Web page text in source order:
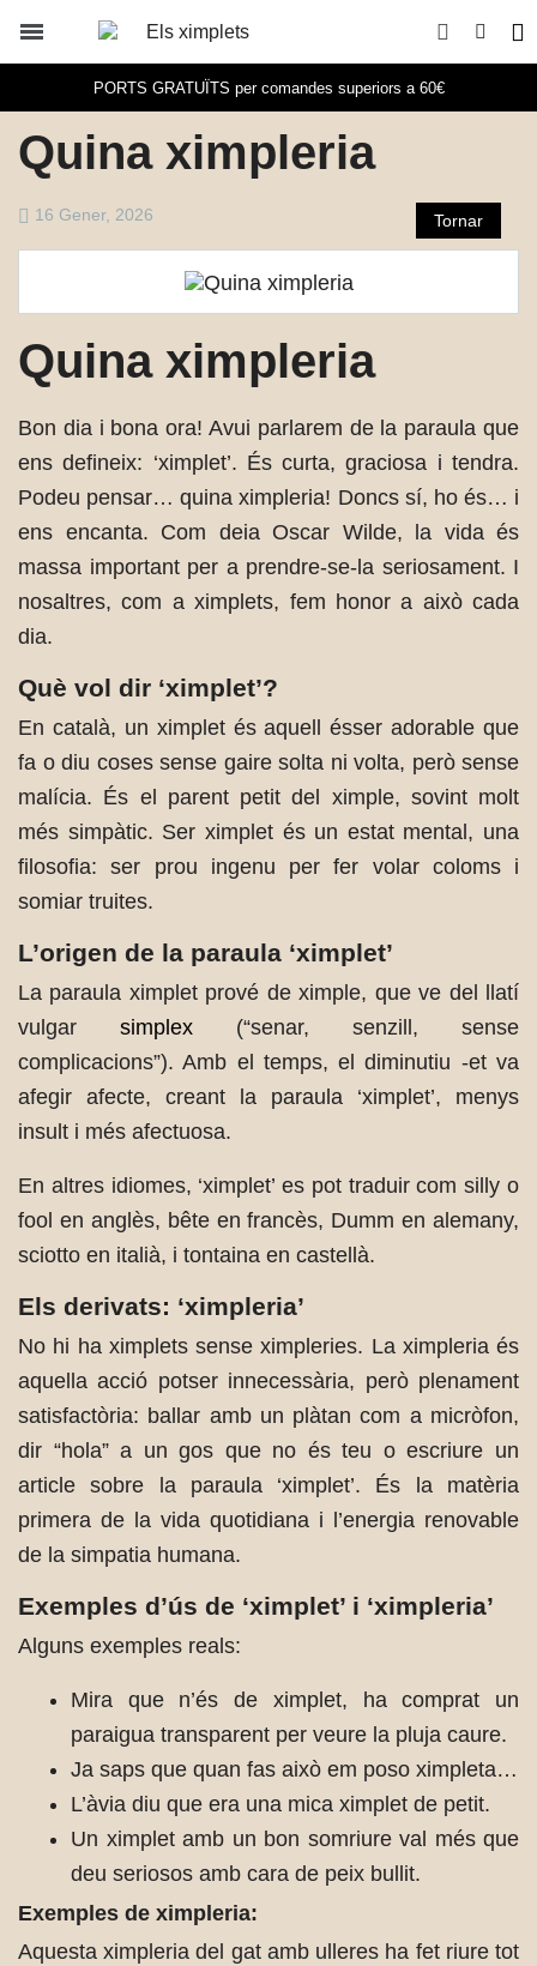
PORTS GRATUÏTS per comandes superiors a 60€
Quina ximpleria
16 Gener, 2026 Tornar
Quina ximpleria
Bon dia i bona ora! Avui parlarem de la paraula que
ens defineix: ‘ximplet’. És curta, graciosa i tendra.
Podeu pensar… quina ximpleria! Doncs sí, ho és… i
ens encanta. Com deia Oscar Wilde, la vida és
massa important per a prendre-se-la seriosament. I
nosaltres, com a ximplets, fem honor a això cada
dia.
Què vol dir ‘ximplet’?
En català, un ximplet és aquell ésser adorable que
fa o diu coses sense gaire solta ni volta, però sense
malícia. És el parent petit del ximple, sovint molt
més simpàtic. Ser ximplet és un estat mental, una
filosofia: ser prou ingenu per fer volar coloms i
somiar truites.
L’origen de la paraula ‘ximplet’
La paraula ximplet prové de ximple, que ve del llatí
vulgar simplex (“senar, senzill, sense
complicacions”). Amb el temps, el diminutiu -et va
afegir afecte, creant la paraula ‘ximplet’, menys
insult i més afectuosa.
En altres idiomes, ‘ximplet’ es pot traduir com silly o
fool en anglès, bête en francès, Dumm en alemany,
sciotto en italià, i tontaina en castellà.
Els derivats: ‘ximpleria’
No hi ha ximplets sense ximpleries. La ximpleria és
aquella acció potser innecessària, però plenament
satisfactòria: ballar amb un plàtan com a micròfon,
dir “hola” a un gos que no és teu o escriure un
article sobre la paraula ‘ximplet’. És la matèria
primera de la vida quotidiana i l’energia renovable
de la simpatia humana.
Exemples d’ús de ‘ximplet’ i ‘ximpleria’
Alguns exemples reals:
Mira que n’és de ximplet, ha comprat un
paraigua transparent per veure la pluja caure.
Ja saps que quan fas això em poso ximpleta…
L’àvia diu que era una mica ximplet de petit.
Un ximplet amb un bon somriure val més que
deu seriosos amb cara de peix bullit.
Exemples de ximpleria:
Aquesta ximpleria del gat amb ulleres ha fet riure tot